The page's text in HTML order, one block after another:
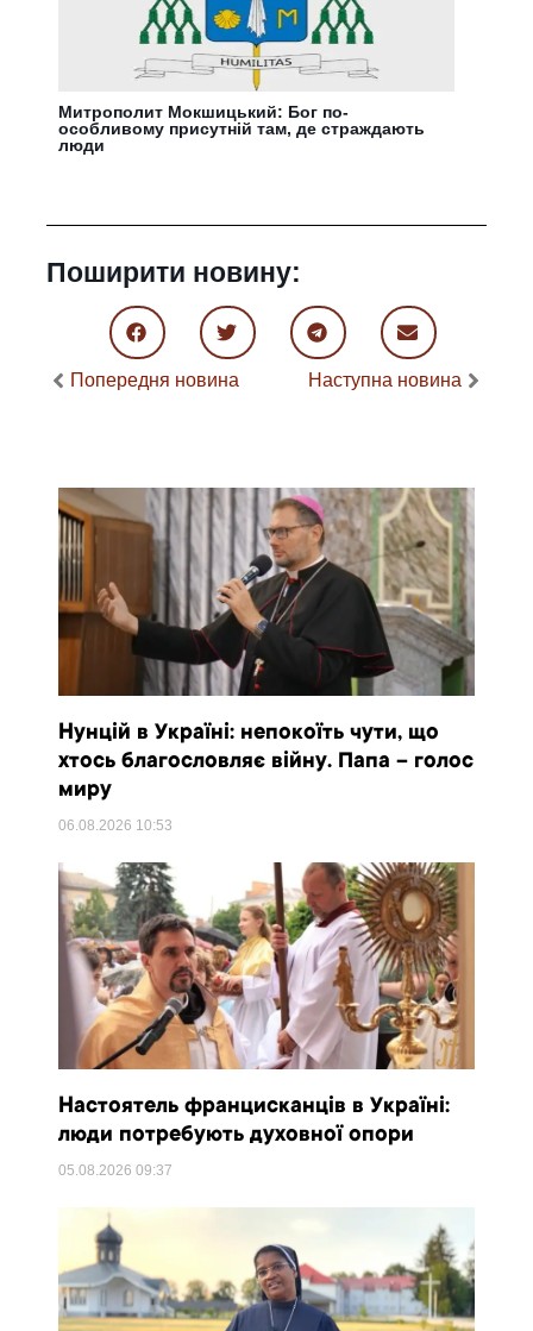
Митрополит Мокшицький: Бог по-
особливому присутній там, де страждають
люди
Поширити новину:
Попередня новина Наступна новина
Нунцій в Україні: непокоїть чути, що
хтось благословляє війну. Папа – голос
миру
06.08.2026 10:53
Настоятель францисканців в Україні:
люди потребують духовної опори
05.08.202609:37